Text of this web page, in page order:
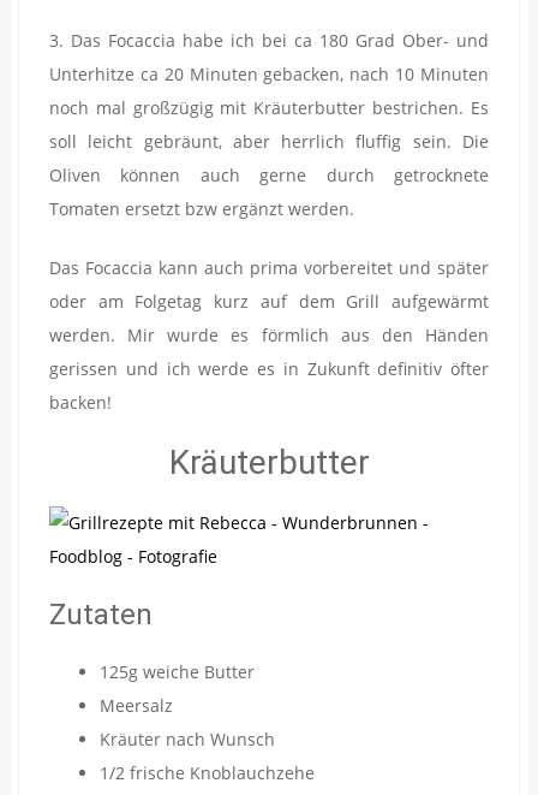
3. Das Focaccia habe ich bei ca 180 Grad Ober- und
Unterhitze ca 20 Minuten gebacken, nach 10 Minuten
noch mal großzügig mit Kräuterbutter bestrichen. Es
soll leicht gebräunt, aber herrlich fluffig sein. Die
Oliven können auch gerne durch getrocknete
Tomaten ersetzt bzw ergänzt werden.
Das Focaccia kann auch prima vorbereitet und später
oder am Folgetag kurz auf dem Grill aufgewärmt
werden. Mir wurde es förmlich aus den Händen
gerissen und ich werde es in Zukunft definitiv öfter
backen!
Kräuterbutter
Zutaten
125g weiche Butter
Meersalz
Kräuter nach Wunsch
1/2 frische Knoblauchzehe